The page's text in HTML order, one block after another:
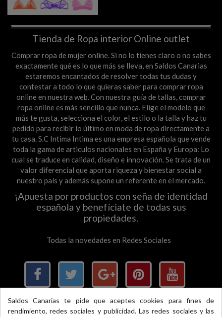
Tienda de Ropa interior Online outlet
Comprar ropa de mujer online. Si no lo tienes claro o no sabes
exactamente qué es lo que más se lleva, en Saldos Canarias
estaremos encantados de resolver todas tus dudas y
contestar a todo lo que quieras saber para comprar ropa
online en nuestra web. Con nuestra guía de tallas, comprar
ropa online es más sencillo que nunca. Elige el modelo que
más te gusta, selecciona el color, el estilo o la talla y haz tu
pedido para recibir lo último en moda de ropa directamente a
tu casa. S.C Intima Intima es una empresa española que vende
toda la gama de articulos nacionales en España y Europa: Lo
cual se traduce en calidad, diseño e innovación. Se trata de un
valor diferencial que aporta riqueza y bienestar social a
nuestro país y además supone un referente en el mercado.
¡Apuesta por productos con seña de identidad
española y benefíciate de todas sus
propiedades.
Todas la novedades en Redes Sociales
×
Saldos Canarias te pide que aceptes cookies para fines de
rendimiento, redes sociales y publicidad. Las redes sociales y las